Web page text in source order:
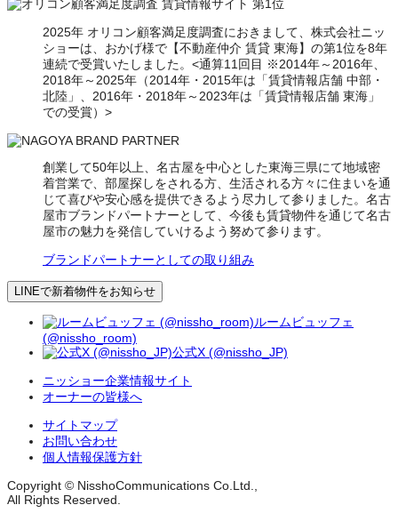
2025年 オリコン顧客満足度調査におきまして、株式会社ニッ
ショーは、おかげ様で【不動産仲介 賃貸 東海】の第1位を8年
連続で受賞いたしました。<通算11回目 ※2014年～2016年、
2018年～2025年（2014年・2015年は「賃貸情報店舗 中部・
北陸」、2016年・2018年～2023年は「賃貸情報店舗 東海」
での受賞）>
創業して50年以上、名古屋を中心とした東海三県にて地域密
着営業で、部屋探しをされる方、生活される方々に住まいを通
じて喜びや安心感を提供できるよう尽力して参りました。名古
屋市ブランドパートナーとして、今後も賃貸物件を通じて名古
屋市の魅力を発信していけるよう努めて参ります。
ブランドパートナーとしての取り組み
LINEで新着物件をお知らせ
ルームビュッフェ
(@nissho_room)
公式X (@nissho_JP)
ニッショー企業情報サイト
オーナーの皆様へ
サイトマップ
お問い合わせ
個人情報保護方針
Copyright © NisshoCommunications Co.Ltd.,
All Rights Reserved.